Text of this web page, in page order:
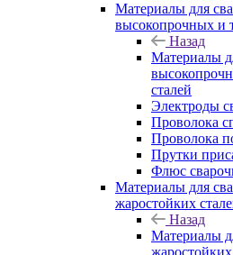
Материалы для
высокопрочных и
Назад
Материалы
сталей
Электроды
Проволока
Проволока
Прутки
Флюс
Материалы для
жаростойких
Назад
Материалы
жаростойких